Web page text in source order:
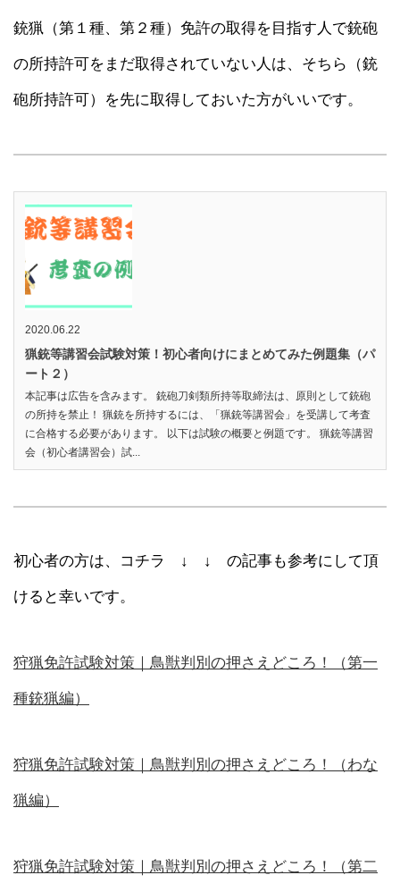
銃猟（第１種、第２種）免許の取得を目指す人で銃砲
の所持許可をまだ取得されていない人は、そちら（銃
砲所持許可）を先に取得しておいた方がいいです。
2020.06.22
猟銃等講習会試験対策！初心者向けにまとめてみた例題集（パ
ート２）
本記事は広告を含みます。 銃砲刀剣類所持等取締法は、原則として銃砲
の所持を禁止！ 猟銃を所持するには、「猟銃等講習会」を受講して考査
に合格する必要があります。 以下は試験の概要と例題です。 猟銃等講習
会（初心者講習会）試...
初心者の方は、コチラ ↓ ↓ の記事も参考にして頂
けると幸いです。
狩猟免許試験対策｜鳥獣判別の押さえどころ！（第一
種銃猟編）
狩猟免許試験対策｜鳥獣判別の押さえどころ！（わな
猟編）
狩猟免許試験対策｜鳥獣判別の押さえどころ！（第二